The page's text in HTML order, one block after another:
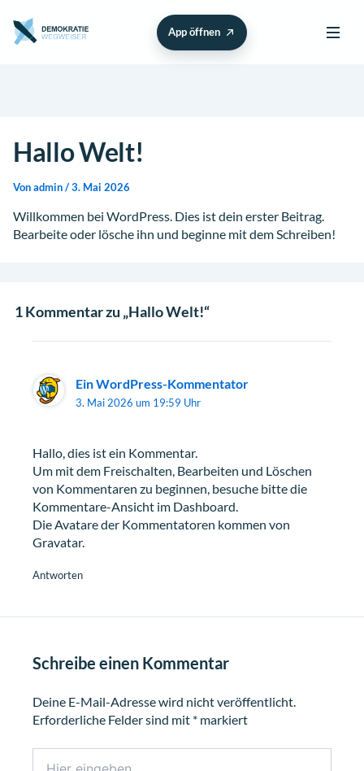
App öffnen
Hallo Welt!
Vonadmin/3. Mai 2026
Willkommen bei WordPress. Dies ist dein erster Beitrag.
Bearbeite oder lösche ihn und beginne mit dem Schreiben!
1 Kommentar zu „Hallo Welt!“
Ein WordPress-Kommentator
3. Mai 2026 um 19:59 Uhr
Hallo, dies ist ein Kommentar.
Um mit dem Freischalten, Bearbeiten und Löschen
von Kommentaren zu beginnen, besuche bitte die
Kommentare-Ansicht im Dashboard.
Die Avatare der Kommentatoren kommen von
Gravatar.
Antworten
Schreibe einen Kommentar
Deine E-Mail-Adresse wird nicht veröffentlicht.
Erforderliche Felder sind mit * markiert